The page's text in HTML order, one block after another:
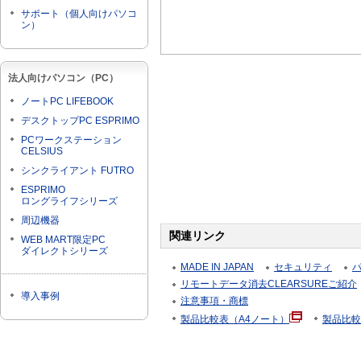
サポート（個人向けパソコ
ン）
法人向けパソコン（PC）
ノートPC LIFEBOOK
デスクトップPC ESPRIMO
PCワークステーション
CELSIUS
シンクライアント FUTRO
ESPRIMO
ロングライフシリーズ
周辺機器
WEB MART限定PC
ダイレクトシリーズ
導入事例
関連リンク
MADE IN JAPAN セキュリティ
リモートデータ消去CLEARSUREご紹介
注意事項・商標
製品比較表（A4ノート）
製品比